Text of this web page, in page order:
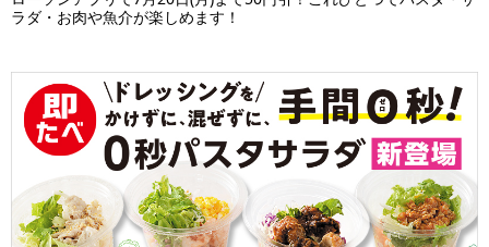
ラダ・お肉や魚介が楽しめます！